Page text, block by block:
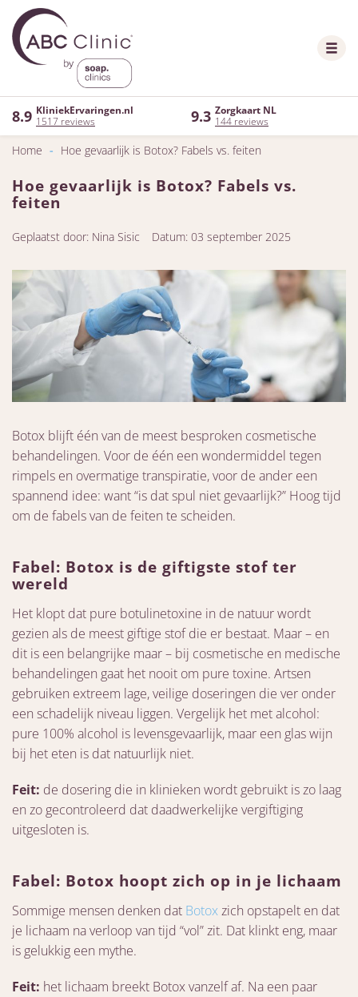
8.9 KliniekErvaringen.nl
1517 reviews
9.3 Zorgkaart NL
144 reviews
Home - Hoe gevaarlijk is Botox? Fabels vs. feiten
Hoe gevaarlijk is Botox? Fabels vs.
feiten
Geplaatst door: Nina Sisic Datum: 03 september 2025
Botox blijft één van de meest besproken cosmetische
behandelingen. Voor de één een wondermiddel tegen
rimpels en overmatige transpiratie, voor de ander een
spannend idee: want “is dat spul niet gevaarlijk?” Hoog tijd
om de fabels van de feiten te scheiden.
Fabel: Botox is de giftigste stof ter
wereld
Het klopt dat pure botulinetoxine in de natuur wordt
gezien als de meest giftige stof die er bestaat. Maar – en
dit is een belangrijke maar – bij cosmetische en medische
behandelingen gaat het nooit om pure toxine. Artsen
gebruiken extreem lage, veilige doseringen die ver onder
een schadelijk niveau liggen. Vergelijk het met alcohol:
pure 100% alcohol is levensgevaarlijk, maar een glas wijn
bij het eten is dat natuurlijk niet.
Feit: de dosering die in klinieken wordt gebruikt is zo laag
en zo gecontroleerd dat daadwerkelijke vergiftiging
uitgesloten is.
Fabel: Botox hoopt zich op in je lichaam
Sommige mensen denken dat Botoxzich opstapelt en dat
je lichaam na verloop van tijd “vol” zit. Dat klinkt eng, maar
is gelukkig een mythe.
Feit: het lichaam breekt Botox vanzelf af. Na een paar